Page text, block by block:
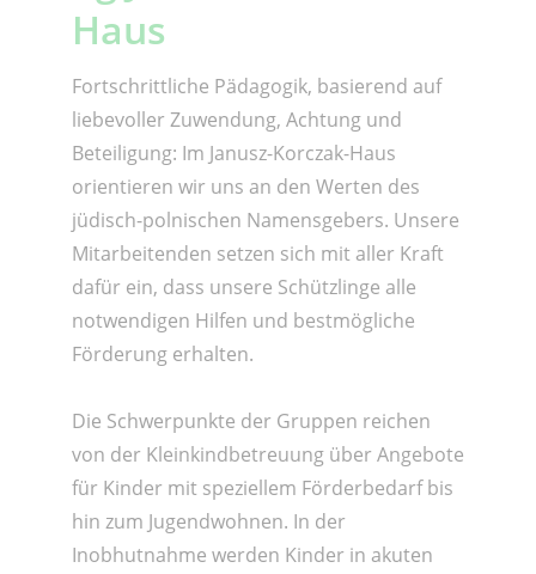
Haus
Fortschrittliche Pädagogik, basierend auf
liebevoller Zuwendung, Achtung und
Beteiligung: Im Janusz-Korczak-Haus
orientieren wir uns an den Werten des
jüdisch-polnischen Namensgebers. Unsere
Mitarbeitenden setzen sich mit aller Kraft
dafür ein, dass unsere Schützlinge alle
notwendigen Hilfen und bestmögliche
Förderung erhalten.
Die Schwerpunkte der Gruppen reichen
von der Kleinkindbetreuung über Angebote
für Kinder mit speziellem Förderbedarf bis
hin zum Jugendwohnen. In der
Inobhutnahme werden Kinder in akuten